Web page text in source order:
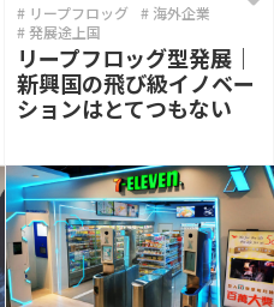
リープフロッグ
海外企業
発展途上国
リープフロッグ型発展｜
新興国の飛び級イノベー
ションはとてつもない